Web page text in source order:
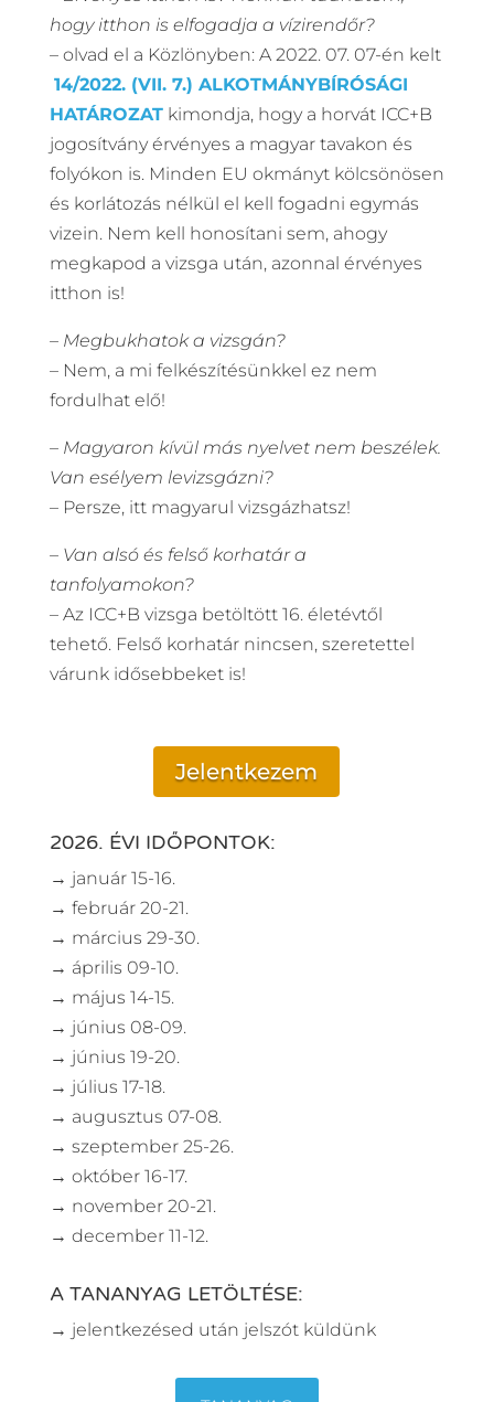
hogy itthon is elfogadja a vízirendőr?
– olvad el a Közlönyben: A 2022. 07. 07-én kelt
14/2022. (VII. 7.) ALKOTMÁNYBÍRÓSÁGI
HATÁROZATkimondja, hogy a horvát ICC+B
jogosítvány érvényes a magyar tavakon és
folyókon is. Minden EU okmányt kölcsönösen
és korlátozás nélkül el kell fogadni egymás
vizein. Nem kell honosítani sem, ahogy
megkapod a vizsga után, azonnal érvényes
itthon is!
– Megbukhatok a vizsgán?
– Nem, a mi felkészítésünkkel ez nem
fordulhat elő!
– Magyaron kívül más nyelvet nem beszélek.
Van esélyem levizsgázni?
– Persze, itt magyarul vizsgázhatsz!
– Van alsó és felső korhatár a
tanfolyamokon?
– Az ICC+B vizsga betöltött 16. életévtől
tehető. Felső korhatár nincsen, szeretettel
várunk idősebbeket is!
Jelentkezem
2026. ÉVI IDŐPONTOK:
→ január 15-16.
→ február 20-21.
→ március 29-30.
→ április 09-10.
→ május 14-15.
→ június 08-09.
→ június 19-20.
→ július 17-18.
→ augusztus 07-08.
→ szeptember 25-26.
→ október 16-17.
→ november 20-21.
→ december 11-12.
A TANANYAG LETÖLTÉSE:
→ jelentkezésed után jelszót küldünk